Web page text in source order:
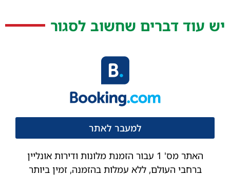
יש עוד דברים שחשוב לסגור
למעבר לאתר
האתר מס' 1 עבור הזמנת מלונות ודירות אונליין
ברחבי העולם, ללא עמלות בהזמנה, זמין ביותר